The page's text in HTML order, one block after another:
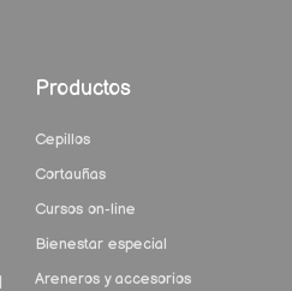
Productos
Cepillos
Cortauñas
Cursos on-line
Bienestar especial
Areneros y accesorios